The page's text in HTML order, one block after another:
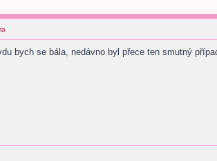
bych se bála, nedávno byl přece ten smutný